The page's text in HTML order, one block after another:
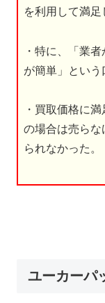
を利用して満足
・特に、「業
が簡単」という
・買取価格に
の場合は売らな
られなかった。
ユーカーパ